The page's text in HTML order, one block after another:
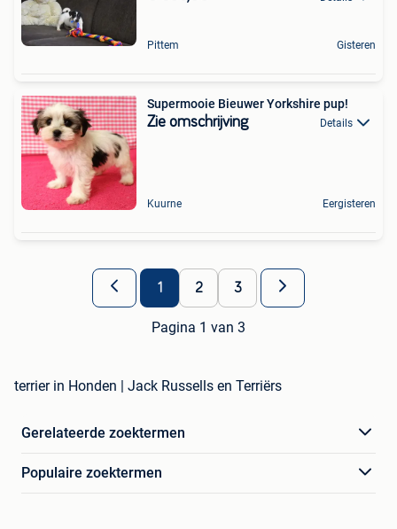
Pittem Gisteren
Supermooie Bieuwer Yorkshire pup!
Zie omschrijving Details
Kuurne Eergisteren
1 2 3
Pagina 1 van 3
terrier in Honden | Jack Russells en Terriërs
Gerelateerde zoektermen
Populaire zoektermen